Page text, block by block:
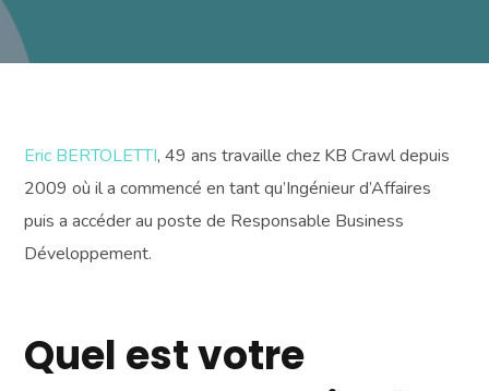
Eric BERTOLETTI, 49 ans travaille chez KB Crawl depuis
2009 où il a commencé en tant qu’Ingénieur d’Affaires
puis a accéder au poste de Responsable Business
Développement.
Quel est votre